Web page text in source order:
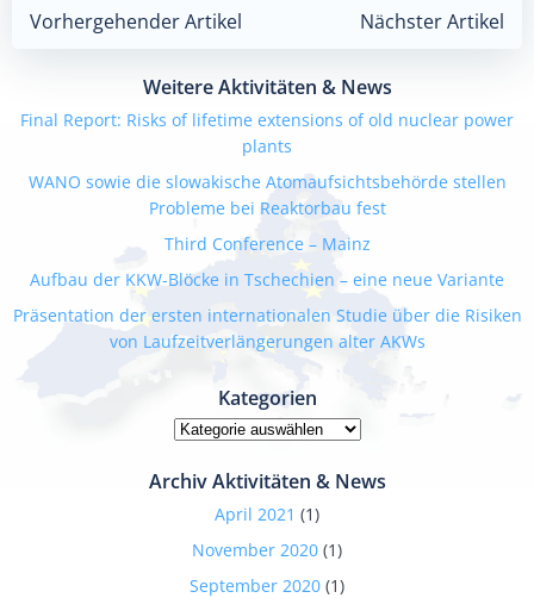
Beitragsnavigation
Vorhergehender Artikel Nächster Artikel
Weitere Aktivitäten & News
Final Report: Risks of lifetime extensions of old nuclear power
plants
WANO sowie die slowakische Atomaufsichtsbehörde stellen
Probleme bei Reaktorbau fest
Third Conference – Mainz
Aufbau der KKW-Blöcke in Tschechien – eine neue Variante
Präsentation der ersten internationalen Studie über die Risiken
von Laufzeitverlängerungen alter AKWs
Kategorien
Kategorien
Archiv Aktivitäten & News
April 2021 (1)
November 2020 (1)
September 2020 (1)